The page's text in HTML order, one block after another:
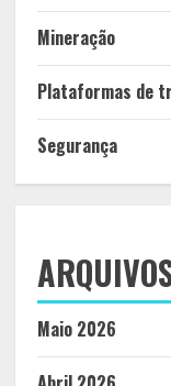
Mineração
Plataformas de
Segurança
Maio 2026